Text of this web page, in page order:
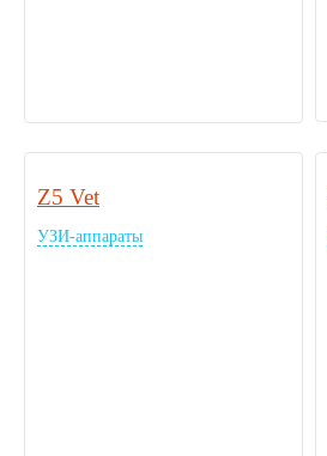
Z5 Vet
УЗИ-аппараты